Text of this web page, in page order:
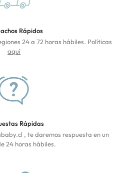
Rápidos
24 a 72 horas hábiles. Políticas
aquí
Rápidas
, te daremos respuesta en un
24 horas hábiles.